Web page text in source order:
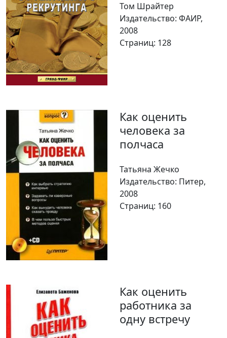
Том Шрайтер
Издательство: ФАИР,
2008
Страниц: 128
Как оценить
человека за
полчаса
Татьяна Жечко
Издательство: Питер,
2008
Страниц: 160
Как оценить
работника за
одну встречу